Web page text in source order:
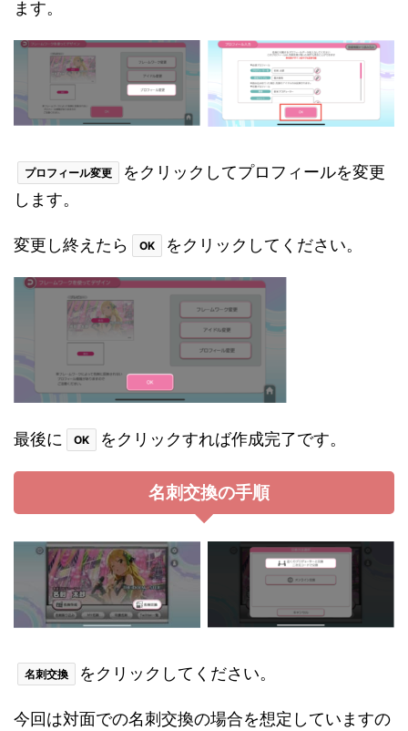
ます。
プロフィール変更
をクリックしてプロフィールを変更
します。
変更し終えたら OK をクリックしてください。
最後に OK をクリックすれば作成完了です。
名刺交換の手順
名刺交換 をクリックしてください。
今回は対面での名刺交換の場合を想定していますの